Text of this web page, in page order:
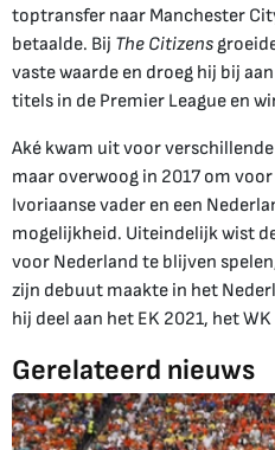
toptransfer naar Manchester
betaalde. Bij The Citizens
vaste waarde en droeg hij bij
titels in de Premier League en
Aké kwam uit voor
maar overwoog in 2017 om
Ivoriaanse vader en een
mogelijkheid. Uiteindelijk wist
voor Nederland te blijven
zijn debuut maakte in het
hij deel aan het EK 2021, het
Gerelateerd nieuws